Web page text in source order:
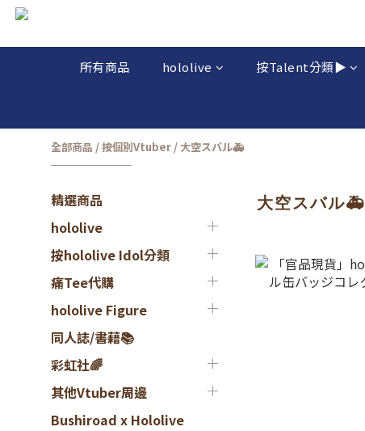
所有商品 hololive 按Talent分類▶️
全部商品 /按個別Vtuber / 大空スバル🚑
精選商品
hololive
按hololive Idol分類
痛Tee代購
hololive Figure
同人誌/書藉📚
彩虹社🌈
其他Vtuber周邊
Bushiroad x Hololive
大空スバル🚑